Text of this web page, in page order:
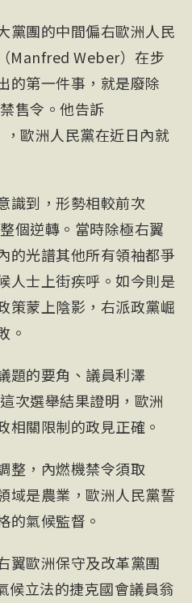
黨團的中間偏右歐洲人民
Manfred Weber）在步
的第一件事，就是廢除
售令。他告訴
歐洲人民黨在近日內就
識到，形勢相較前次
個逆轉。當時除極右翼
的光譜其他所有領袖都爭
人士上街疾呼。如今則是
策蒙上陰影，右派政黨崛
。
題的要角、議員利澤
次選舉結果證明，歐洲
相關限制的政見正確。
整，內燃機禁令須取
域是農業，歐洲人民黨誓
的氣候監督。
翼歐洲保守及改革黨團
候立法的捷克國會議員翁